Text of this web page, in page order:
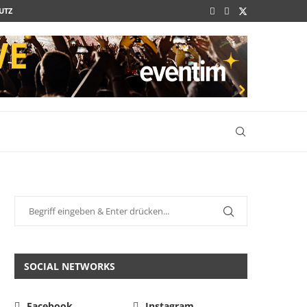
SOCIAL NETWORKS